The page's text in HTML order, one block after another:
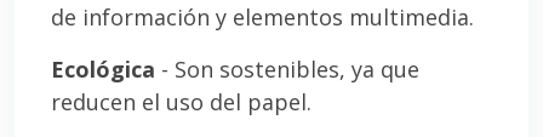
de información y elementos multimedia.
Ecológica - Son sostenibles, ya que
reducen el uso del papel.